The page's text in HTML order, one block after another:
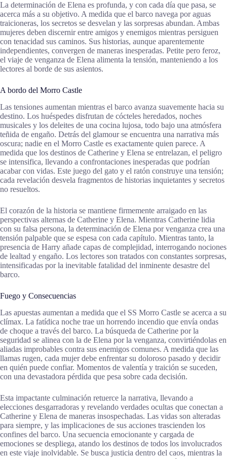
La determinación de Elena es profunda, y con cada día que pasa, se
acerca más a su objetivo. A medida que el barco navega por aguas
traicioneras, los secretos se desvelan y las sorpresas abundan. Ambas
mujeres deben discernir entre amigos y enemigos mientras persiguen
con tenacidad sus caminos. Sus historias, aunque aparentemente
independientes, convergen de maneras inesperadas. Petite pero feroz,
el viaje de venganza de Elena alimenta la tensión, manteniendo a los
lectores al borde de sus asientos.
A bordo del Morro Castle
Las tensiones aumentan mientras el barco avanza suavemente hacia su
destino. Los huéspedes disfrutan de cócteles heredados, noches
musicales y los deleites de una cocina lujosa, todo bajo una atmósfera
teñida de engaño. Detrás del glamour se encuentra una narrativa más
oscura; nadie en el Morro Castle es exactamente quien parece. A
medida que los destinos de Catherine y Elena se entrelazan, el peligro
se intensifica, llevando a confrontaciones inesperadas que podrían
acabar con vidas. Este juego del gato y el ratón construye una tensión;
cada revelación desvela fragmentos de historias inquietantes y secretos
no resueltos.
El corazón de la historia se mantiene firmemente arraigado en las
perspectivas alternas de Catherine y Elena. Mientras Catherine lidia
con su falsa persona, la determinación de Elena por venganza crea una
tensión palpable que se espesa con cada capítulo. Mientras tanto, la
presencia de Harry añade capas de complejidad, interrogando nociones
de lealtad y engaño. Los lectores son tratados con constantes sorpresas,
intensificadas por la inevitable fatalidad del inminente desastre del
barco.
Fuego y Consecuencias
Las apuestas aumentan a medida que el SS Morro Castle se acerca a su
clímax. La fatídica noche trae un horrendo incendio que envía ondas
de choque a través del barco. La búsqueda de Catherine por la
seguridad se alinea con la de Elena por la venganza, convirtiéndolas en
aliadas improbables contra sus enemigos comunes. A medida que las
llamas rugen, cada mujer debe enfrentar su doloroso pasado y decidir
en quién puede confiar. Momentos de valentía y traición se suceden,
con una devastadora pérdida que pesa sobre cada decisión.
Esta impactante culminación retuerce la narrativa, llevando a
elecciones desgarradoras y revelando verdades ocultas que conectan a
Catherine y Elena de maneras insospechadas. Las vidas son alteradas
para siempre, y las implicaciones de sus acciones trascienden los
confines del barco. Una secuencia emocionante y cargada de
emociones se despliega, atando los destinos de todos los involucrados
en este viaje inolvidable. Se busca justicia dentro del caos, mientras la